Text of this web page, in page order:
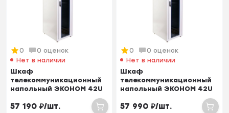
0
0 оценок
Нет в наличии
Шкаф
телекоммуникационный
напольный ЭКОНОМ 42U
перфорирован...
57 190 ₽/шт.
0
0 оценок
Нет в наличии
Шкаф
телекоммуникационный
напольный ЭКОНОМ 42U
(600 × 800) дверь металл
2 шт.
57 990 ₽/шт.